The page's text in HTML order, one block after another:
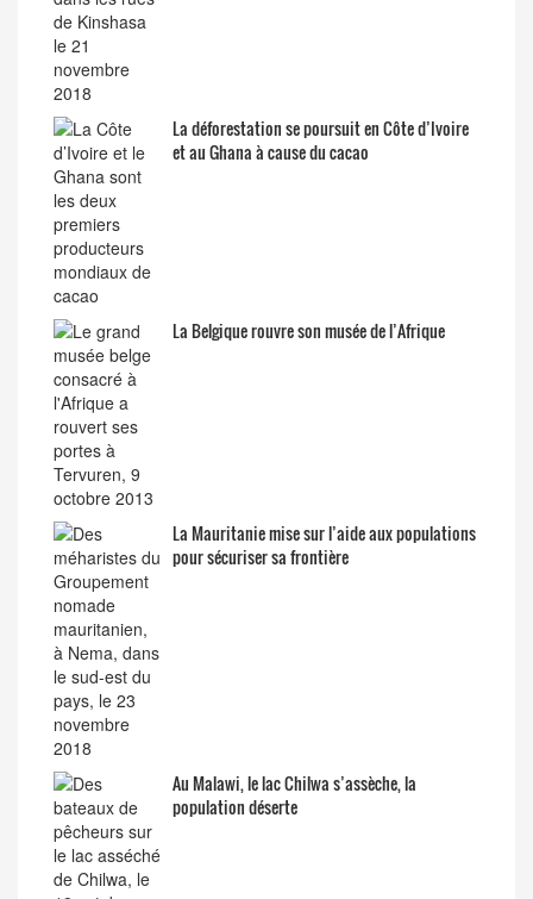
La déforestation se poursuit en Côte d’Ivoire
et au Ghana à cause du cacao
La Belgique rouvre son musée de l’Afrique
La Mauritanie mise sur l’aide aux populations
pour sécuriser sa frontière
Au Malawi, le lac Chilwa s’assèche, la
population déserte